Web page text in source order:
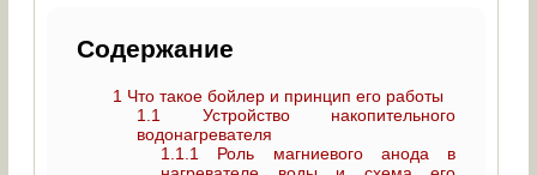
Содержание
1 Что такое бойлер и принцип его работы
1.1
Устройство накопительного
водонагревателя
1.1.1
Роль магниевого анода в